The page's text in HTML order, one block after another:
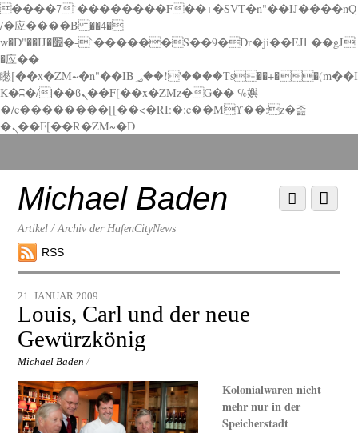
����7`��������F��+�SVT�n"��IJ����nQ
/�应����B ��4�
w�D"��IJ�׭�-`������S��9�Dr�ji��EJ߅��gJ
�应��
矁[��x�ZM~�n"��IB؃��!'����Тѕ��+��(m��I
K�ʭ�/|��ϐܢ��F[��x�ZMz�G�� %嬩
�/c��������[[��<�RI:�:c��MΎ��:z�졾
�ܢ��F[��R�ZM~�D
down
contentMichael Baden
Artikel / Archiv der HafenCityNews
RSS
Menu
Scroll
down
21. JANUAR 2009
Louis, Carl und der neue
Gewürzkönig
Michael Baden /
Kolonialwaren nicht
mehr nur in der
Speicherstadt